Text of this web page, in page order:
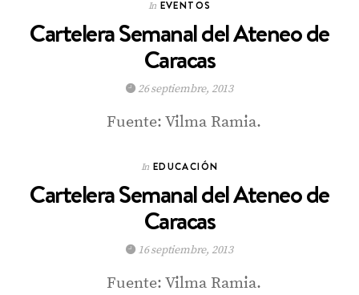
In EVENTOS
Cartelera Semanal del Ateneo de
Caracas
26 septiembre, 2013
Fuente: Vilma Ramia.
In EDUCACIÓN
Cartelera Semanal del Ateneo de
Caracas
16 septiembre, 2013
Fuente: Vilma Ramia.